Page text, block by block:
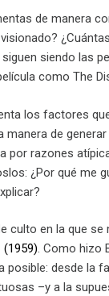
de manera
siendo las
como The
los factores
de
por razones
¿Por qué me
culto en la que se
. Como hizo
posible: desde la
–y a la